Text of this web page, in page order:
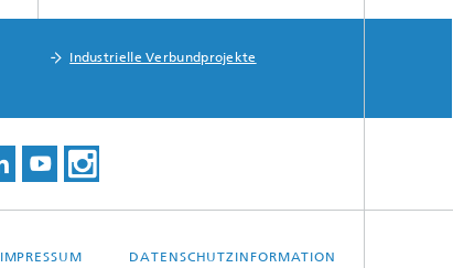
Industrielle Verbundprojekte
IMPRESSUM DATENSCHUTZINFORMATION